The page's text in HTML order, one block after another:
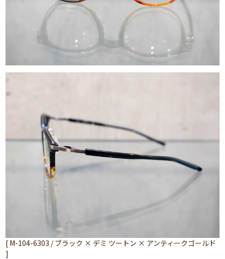
[ M-104-6303 / ブラック × デミ ツートン × アンティークゴールド
]